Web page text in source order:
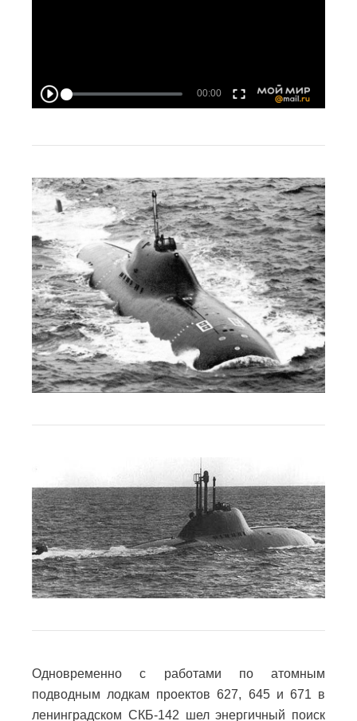
Одновременно с работами по атомным
подводным лодкам проектов 627, 645 и 671 в
ленинградском СКБ-142 шел энергичный поиск